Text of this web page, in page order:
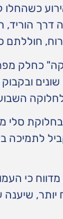
כשהחלו
חוללתם
כחלק
שונים
סלי
כי
יותר,